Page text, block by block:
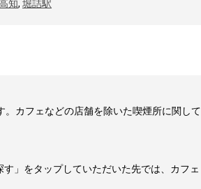
知, 堀詰駅
カフェなどの店舗を除いた喫煙所に関して
」をタップしていただいた先では、カフェ